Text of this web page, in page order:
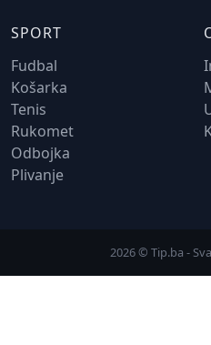
SPORT
Fudbal
Košarka
Tenis
Rukomet
Odbojka
Plivanje
2026 © Tip.ba -